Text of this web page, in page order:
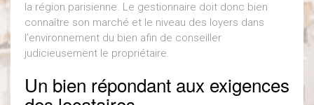
la région parisienne. Le gestionnaire doit donc bien
connaître son marché et le niveau des loyers dans
l’environnement du bien afin de conseiller
judicieusement le propriétaire.
Un bien répondant aux exigences